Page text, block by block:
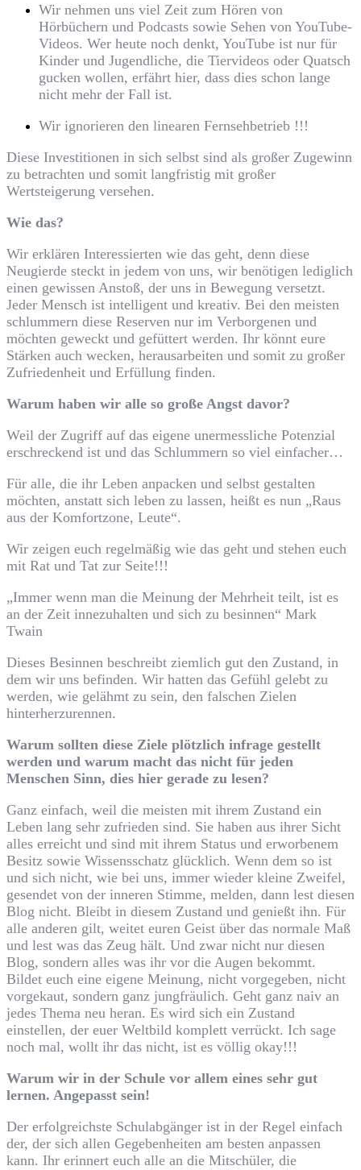
Wir nehmen uns viel Zeit zum Hören von
Hörbüchern und Podcasts sowie Sehen von YouTube-
Videos. Wer heute noch denkt, YouTube ist nur für
Kinder und Jugendliche, die Tiervideos oder Quatsch
gucken wollen, erfährt hier, dass dies schon lange
nicht mehr der Fall ist.
Wir ignorieren den linearen Fernsehbetrieb !!!
Diese Investitionen in sich selbst sind als großer Zugewinn
zu betrachten und somit langfristig mit großer
Wertsteigerung versehen.
Wie das?
Wir erklären Interessierten wie das geht, denn diese
Neugierde steckt in jedem von uns, wir benötigen lediglich
einen gewissen Anstoß, der uns in Bewegung versetzt.
Jeder Mensch ist intelligent und kreativ. Bei den meisten
schlummern diese Reserven nur im Verborgenen und
möchten geweckt und gefüttert werden. Ihr könnt eure
Stärken auch wecken, herausarbeiten und somit zu großer
Zufriedenheit und Erfüllung finden.
Warum haben wir alle so große Angst davor?
Weil der Zugriff auf das eigene unermessliche Potenzial
erschreckend ist und das Schlummern so viel einfacher…
Für alle, die ihr Leben anpacken und selbst gestalten
möchten, anstatt sich leben zu lassen, heißt es nun „Raus
aus der Komfortzone, Leute“.
Wir zeigen euch regelmäßig wie das geht und stehen euch
mit Rat und Tat zur Seite!!!
„Immer wenn man die Meinung der Mehrheit teilt, ist es
an der Zeit innezuhalten und sich zu besinnen“ Mark
Twain
Dieses Besinnen beschreibt ziemlich gut den Zustand, in
dem wir uns befinden. Wir hatten das Gefühl gelebt zu
werden, wie gelähmt zu sein, den falschen Zielen
hinterherzurennen.
Warum sollten diese Ziele plötzlich infrage gestellt
werden und warum macht das nicht für jeden
Menschen Sinn, dies hier gerade zu lesen?
Ganz einfach, weil die meisten mit ihrem Zustand ein
Leben lang sehr zufrieden sind. Sie haben aus ihrer Sicht
alles erreicht und sind mit ihrem Status und erworbenem
Besitz sowie Wissensschatz glücklich. Wenn dem so ist
und sich nicht, wie bei uns, immer wieder kleine Zweifel,
gesendet von der inneren Stimme, melden, dann lest diesen
Blog nicht. Bleibt in diesem Zustand und genießt ihn. Für
alle anderen gilt, weitet euren Geist über das normale Maß
und lest was das Zeug hält. Und zwar nicht nur diesen
Blog, sondern alles was ihr vor die Augen bekommt.
Bildet euch eine eigene Meinung, nicht vorgegeben, nicht
vorgekaut, sondern ganz jungfräulich. Geht ganz naiv an
jedes Thema neu heran. Es wird sich ein Zustand
einstellen, der euer Weltbild komplett verrückt. Ich sage
noch mal, wollt ihr das nicht, ist es völlig okay!!!
Warum wir in der Schule vor allem eines sehr gut
lernen. Angepasst sein!
Der erfolgreichste Schulabgänger ist in der Regel einfach
der, der sich allen Gegebenheiten am besten anpassen
kann. Ihr erinnert euch alle an die Mitschüler, die